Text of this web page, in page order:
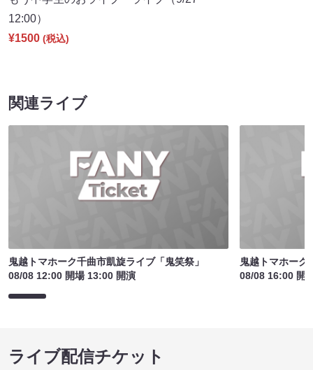
12:00）
¥1500 (税込)
関連ライブ
鬼越トマホーク千曲市凱旋ライブ「鬼笑祭」
08/08 12:00 開場 13:00 開演
鬼越トマホーク
08/08 16:00 開
ライブ配信チケット